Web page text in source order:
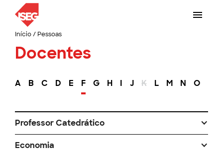
Início/ Pessoas
Docentes
A B C D E F G H I J K L M N O
Professor Catedrático
Economia